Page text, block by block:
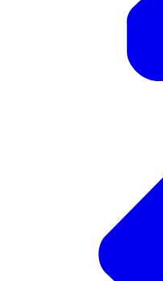
Mirna: Ik ben meer
onderzoek gedaan
Nederlands.
Daan: Oké,
met hoe staan we
studenten? Wie zou
Lammie: Ik wil daar
echt heel erg
En, dat heeft